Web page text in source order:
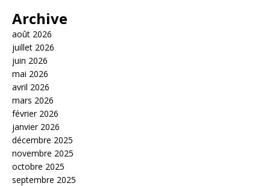
Archive
août 2026
juillet 2026
juin 2026
mai 2026
avril 2026
mars 2026
février 2026
janvier 2026
décembre 2025
novembre 2025
octobre 2025
septembre 2025